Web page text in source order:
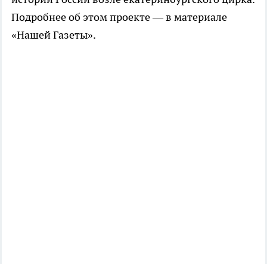
Подробнее об этом проекте — в материале
«Нашей Газеты».